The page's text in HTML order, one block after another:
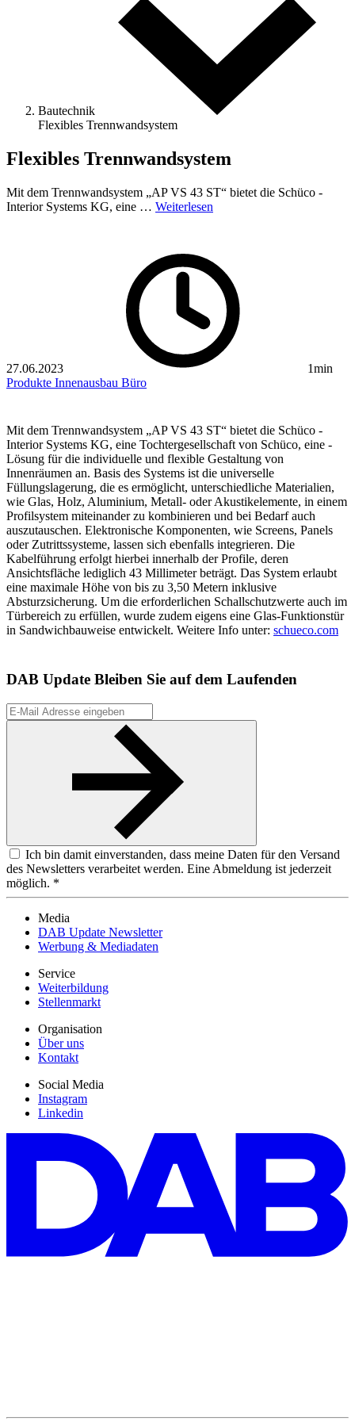
Bautechnik
Flexibles Trennwandsystem
Flexibles Trennwandsystem
Mit dem Trennwandsystem „AP VS 43 ST“ bietet die Schüco ­
Interior Systems KG, eine … Weiterlesen
27.06.2023
1min
Produkte Innenausbau Büro
Mit dem Trennwandsystem „AP VS 43 ST“ bietet die Schüco ­
Interior Systems KG, eine Tochtergesellschaft von Schüco, eine ­
Lösung für die individuelle und flexible Gestaltung von
Innenräumen an. Basis des Systems ist die universelle
Füllungslagerung, die es ermöglicht, unterschiedliche Materialien,
wie Glas, Holz, Aluminium, Metall- oder Akustikelemente, in einem
Profilsystem ­miteinander zu kombinieren und bei Bedarf auch
auszutauschen. Elektronische Komponenten, wie Screens, Panels
oder Zutrittssysteme, lassen sich ebenfalls integrieren. Die
Kabelführung erfolgt hierbei innerhalb der Profile, deren
Ansichtsfläche lediglich 43 Millimeter beträgt. Das System erlaubt
eine maximale Höhe von bis zu 3,50 Metern inklusive
Absturzsicherung. Um die erforderlichen Schallschutzwerte auch im
Tür­bereich zu erfüllen, wurde zudem eigens eine Glas-Funktionstür
in Sandwichbauweise entwickelt. Weitere Info unter: schueco.com
DAB Update Bleiben Sie auf dem Laufenden
Ich bin damit einverstanden, dass meine Daten für den Versand
des Newsletters verarbeitet werden. Eine Abmeldung ist jederzeit
möglich. *
Media
DAB Update Newsletter
Werbung & Mediadaten
Service
Weiterbildung
Stellenmarkt
Organisation
Über uns
Kontakt
Social Media
Instagram
Linkedin